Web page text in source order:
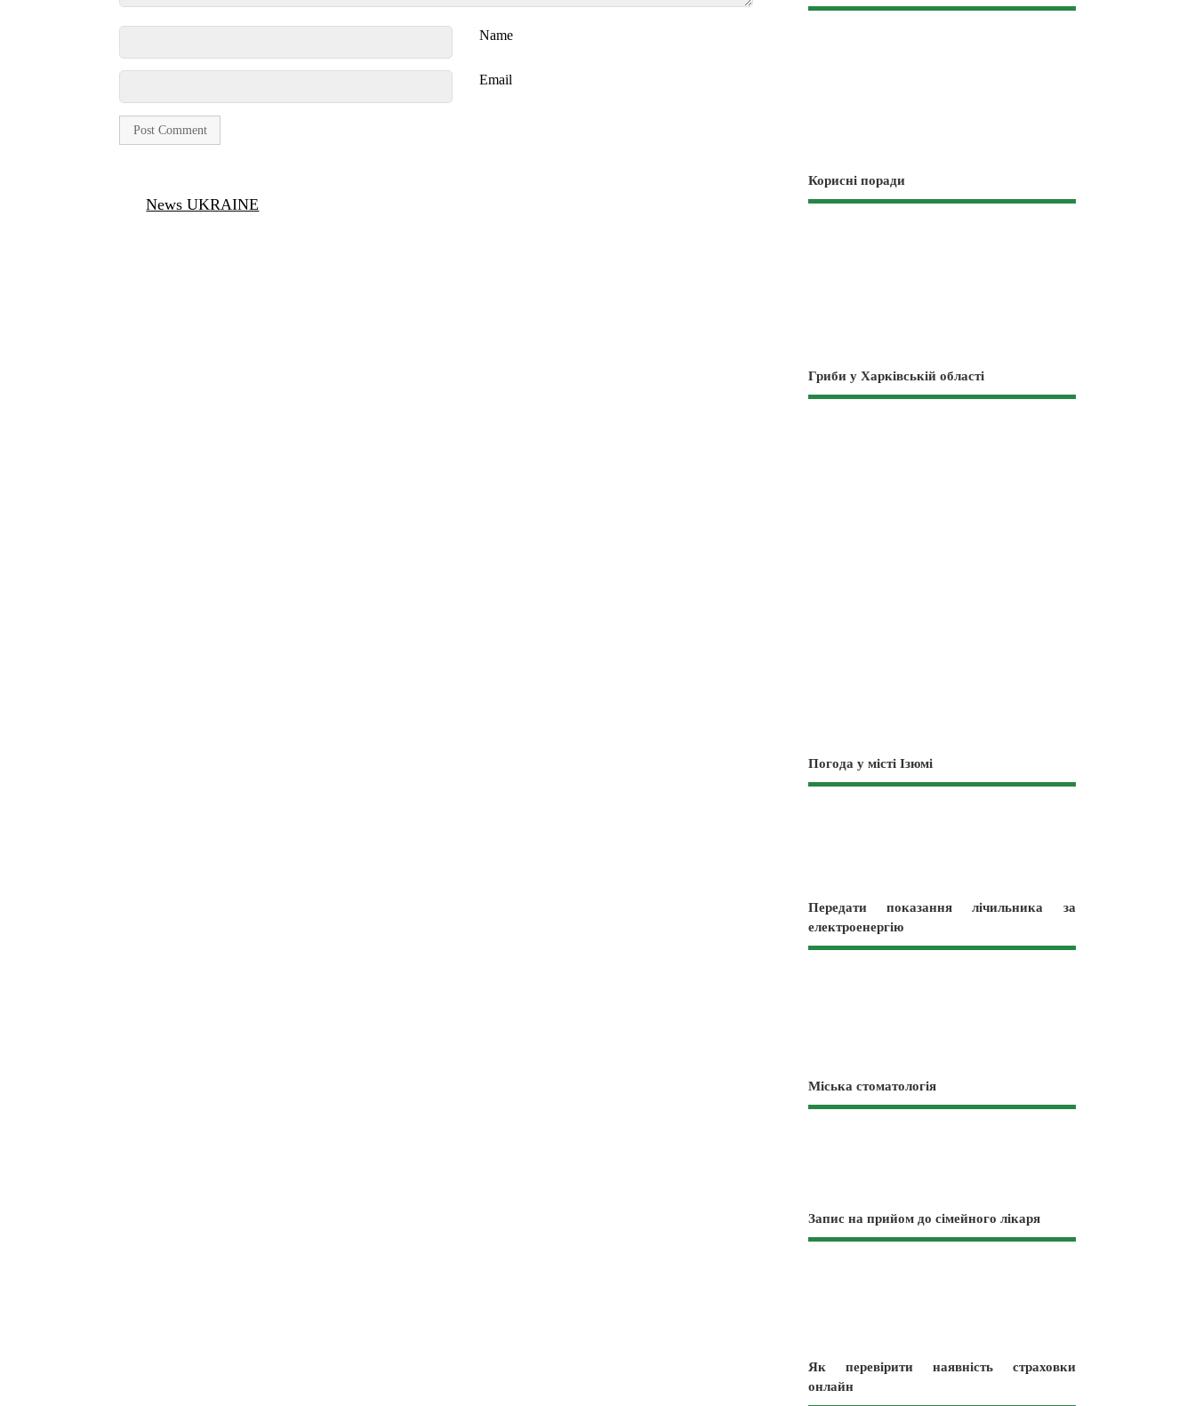
Name
Email
News UKRAINE
Корисні поради
Гриби у Харківській області
Погода у місті Ізюмі
Передати показання лічильника за
електроенергію
Міська стоматологія
Запис на прийом до сімейного лікаря
Як перевірити наявність страховки
онлайн